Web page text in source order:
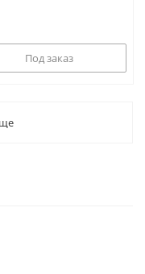
Под заказ